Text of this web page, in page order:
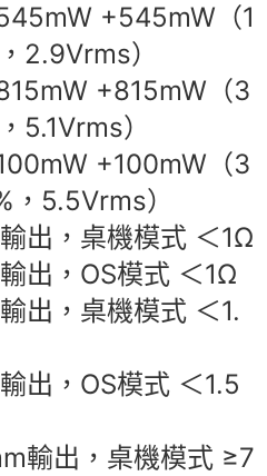
+545mW（1
2.9Vrms）
+815mW（3
5.1Vrms）
+100mW（3
5.5Vrms）
出，桌機模式 ＜1Ω
OS模式 ＜1Ω
桌機模式 ＜1.
OS模式 ＜1.5
輸出，桌機模式 ≥7